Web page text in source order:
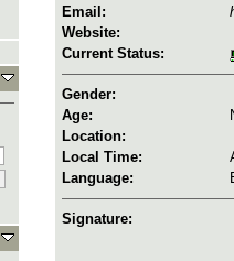
Email:
Website:
Current Status:
Gender:
Age:
Location:
Local Time:
Language:
Signature: